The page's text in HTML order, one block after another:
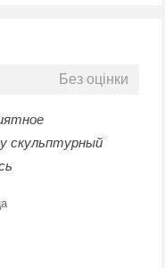
Без оцінки
скульптурный